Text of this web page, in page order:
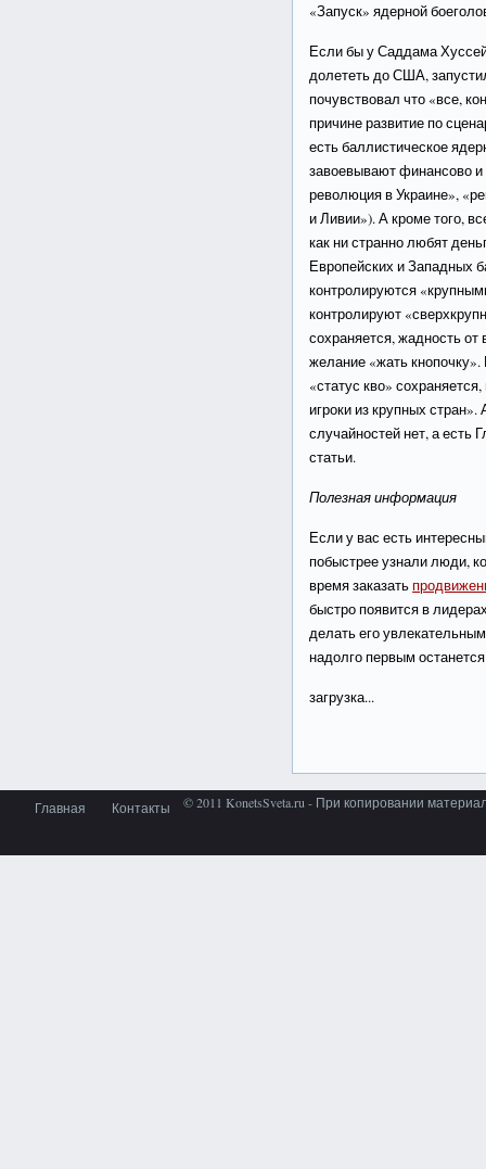
«Запуск» ядерной
Если бы у Саддама
долететь до США,
почувствовал что «все,
причине развитие по
есть баллистическое
завоевывают финансово
революция в Украине»,
и Ливии»). А кроме того,
как ни странно любят
Европейских и Западных
контролируются
контролируют
сохраняется, жадность
желание «жать
«статус кво»
игроки из крупных
случайностей нет, а есть
статьи.
Полезная информация
Если у вас есть
побыстрее узнали люди,
время заказать
быстро появится в
делать его
надолго первым
загрузка...
Главная Контакты © 2011 KonetsSveta.ru - При копировании